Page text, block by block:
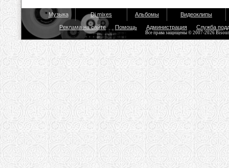
Музыка Dj mixes Альбомы Видеоклипы
Реклама на сайте Помощь Администрация Служба
Все права защищены © 2007-2026